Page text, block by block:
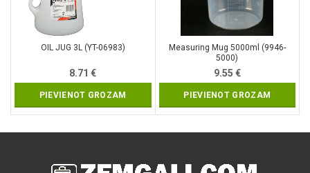
OIL JUG 3L (YT-06983)
8.71€
PIEVIENOT GROZAM
Measuring Mug 5000ml (9946-
5000)
9.55 €
PIEVIENOT GROZAM